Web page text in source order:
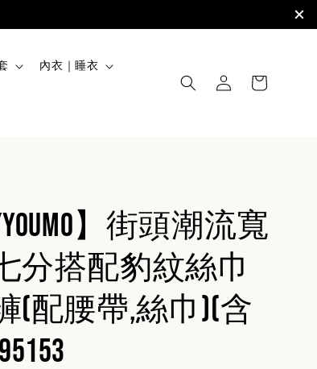
內衣｜睡衣
】街頭潮流寬
分搭配豹紋絲巾
(配腰帶,絲巾)(含